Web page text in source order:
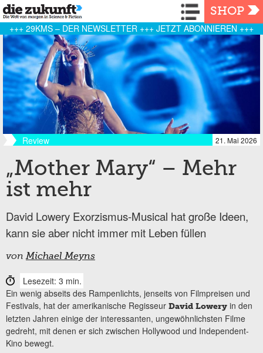
Navigation
SHOP
+++ 29KMS – DER NEWSLETTER +++ JETZT ABONNIEREN +++
Review 21. Mai 2026
„Mother Mary“ – Mehr
ist mehr
David Lowery Exorzismus-Musical hat große Ideen,
kann sie aber nicht immer mit Leben füllen
vonMichael Meyns
Lesezeit: 3 min.
Ein wenig abseits des Rampenlichts, jenseits von Filmpreisen und
Festivals, hat der amerikanische Regisseur David Lowery in den
letzten Jahren einige der interessanten, ungewöhnlichsten Filme
gedreht, mit denen er sich zwischen Hollywood und Independent-
Kino bewegt.